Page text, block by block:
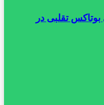
تقلبی در